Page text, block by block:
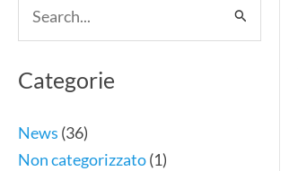
Cerca:
Categorie
News (36)
Non categorizzato(1)